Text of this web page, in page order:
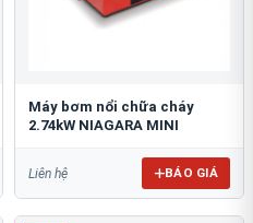
Máy bơm nổi chữa cháy
2.74kW NIAGARA MINI
Liên hệ BÁO GIÁ